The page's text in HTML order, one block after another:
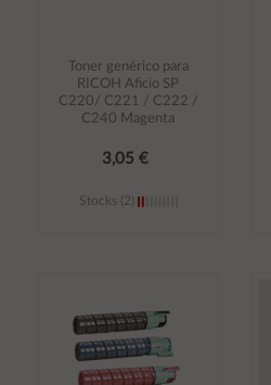
Toner genérico para
RICOH Aficio SP
C220/ C221 / C222 /
C240 Magenta
3,05 €
Stocks (2)